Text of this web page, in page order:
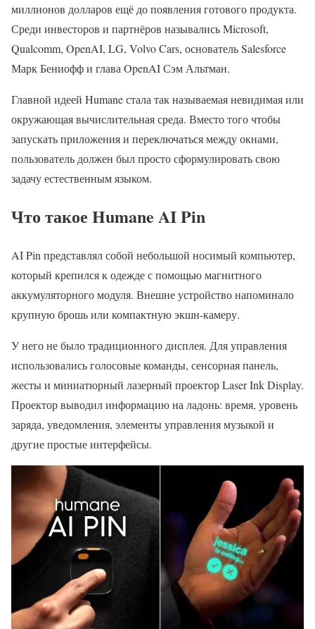
миллионов долларов ещё до появления готового продукта.
Среди инвесторов и партнёров назывались Microsoft,
Qualcomm, OpenAI, LG, Volvo Cars, основатель Salesforce
Марк Бениофф и глава OpenAI Сэм Альтман.
Главной идеей Humane стала так называемая невидимая или
окружающая вычислительная среда. Вместо того чтобы
запускать приложения и переключаться между окнами,
пользователь должен был просто сформулировать свою
задачу естественным языком.
Что такое Humane AI Pin
AI Pin представлял собой небольшой носимый компьютер,
который крепился к одежде с помощью магнитного
аккумуляторного модуля. Внешне устройство напоминало
крупную брошь или компактную экшн-камеру.
У него не было традиционного дисплея. Для управления
использовались голосовые команды, сенсорная панель,
жесты и миниатюрный лазерный проектор Laser Ink Display.
Проектор выводил информацию на ладонь: время, уровень
заряда, уведомления, элементы управления музыкой и
другие простые интерфейсы.